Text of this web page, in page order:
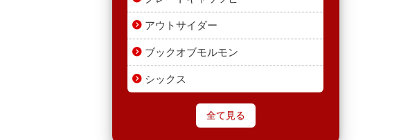
アウトサイダー
ブックオブモルモン
シックス
全て見る